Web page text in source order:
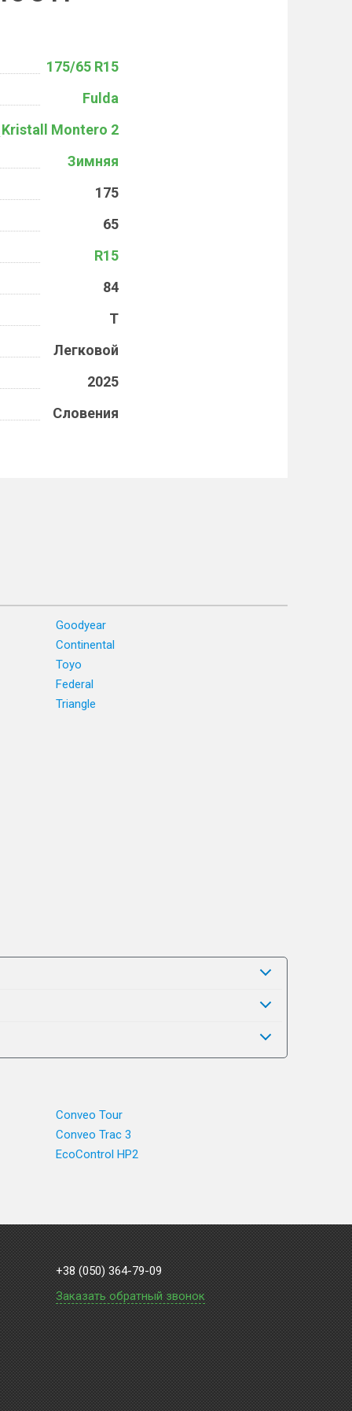
175/65 R15
Fulda
Kristall Montero 2
Зимняя
175
65
R15
84
T
Легковой
2025
Словения
Goodyear
Continental
Toyo
Federal
Triangle
Conveo Tour
Conveo Trac 3
EcoControl HP2
+38 (050) 364-79-09
Заказать обратный звонок